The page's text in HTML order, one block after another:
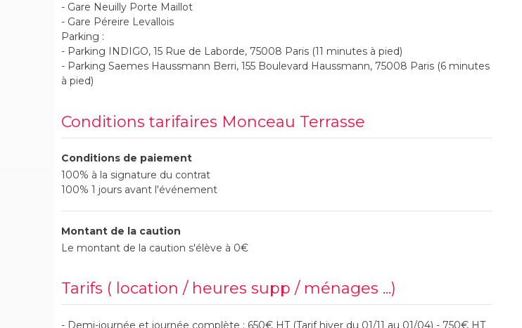
- Gare Neuilly Porte Maillot
- Gare Péreire Levallois
Parking :
- Parking INDIGO, 15 Rue de Laborde, 75008 Paris (11 minutes à pied)
- Parking Saemes Haussmann Berri, 155 Boulevard Haussmann, 75008 Paris (6 minutes
à pied)
Conditions tarifaires Monceau Terrasse
Conditions de paiement
100% à la signature du contrat
100% 1 jours avant l'événement
Montant de la caution
Le montant de la caution s'élève à 0€
Tarifs ( location / heures supp / ménages ...)
- Demi-journée et journée complète : 650€ HT (Tarif hiver du 01/11 au 01/04) - 750€ HT